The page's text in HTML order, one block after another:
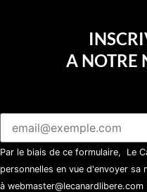
A NOTRE
Par le biais de ce formulaire, Le
personnelles en vue d'envoyer
à